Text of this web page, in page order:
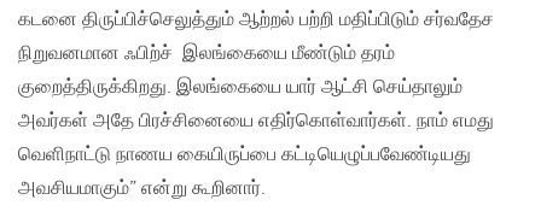
கடனை திருப்பிச்செலுத்தும் ஆற்றல் பற்றி மதிப்பிடும் சர்வதேச
நிறுவனமான ஃபிற்ச் இலங்கையை மீண்டும் தரம்
குறைத்திருக்கிறது. இலங்கையை யார் ஆட்சி செய்தாலும்
அவர்கள் அதே பிரச்சினையை எதிர்கொள்வார்கள். நாம் எமது
வெளிநாட்டு நாணய கையிருப்பை கட்டியெழுப்பவேண்டியது
அவசியமாகும்” என்று கூறினார்.